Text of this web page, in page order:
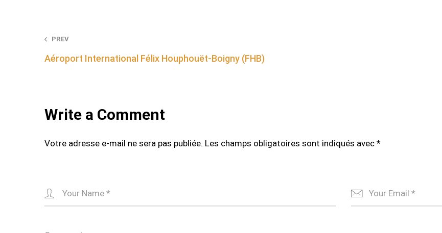
Post
navigation
PREV
Aéroport International Félix Houphouët-Boigny (FHB)
Write a Comment
Votre adresse e-mail ne sera pas publiée. Les champs obligatoires sont indiqués avec *